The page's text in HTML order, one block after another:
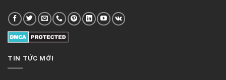
TIN TỨC MỚI